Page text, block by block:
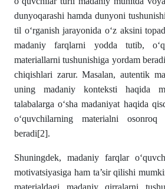
dunyoqarashi hamda dunyoni
til o‘rganish jarayonida o‘z aksini
madaniy farqlarni yodda tutib,
materiallarni tushunishiga yordam
chiqishlari zarur. Masalan, autentik
uning madaniy konteksti haqida
talabalarga o‘sha madaniyat haqida
o‘quvchilarning materialni osonroq
beradi[2].
Shuningdek, madaniy farqlar
motivatsiyasiga ham ta’sir qilishi